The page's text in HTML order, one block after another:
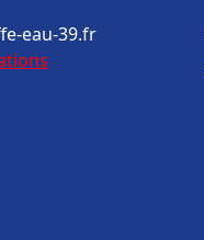
eau-39.fr